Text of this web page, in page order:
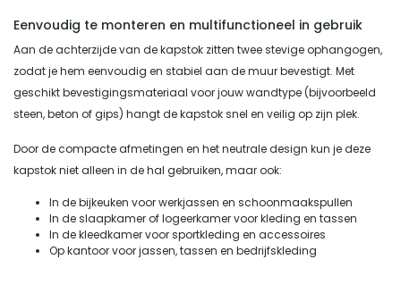
Eenvoudig te monteren en multifunctioneel in gebruik
Aan de achterzijde van de kapstok zitten twee stevige ophangogen,
zodat je hem eenvoudig en stabiel aan de muur bevestigt. Met
geschikt bevestigingsmateriaal voor jouw wandtype (bijvoorbeeld
steen, beton of gips) hangt de kapstok snel en veilig op zijn plek.
Door de compacte afmetingen en het neutrale design kun je deze
kapstok niet alleen in de hal gebruiken, maar ook:
In de bijkeuken voor werkjassen en schoonmaakspullen
In de slaapkamer of logeerkamer voor kleding en tassen
In de kleedkamer voor sportkleding en accessoires
Op kantoor voor jassen, tassen en bedrijfskleding